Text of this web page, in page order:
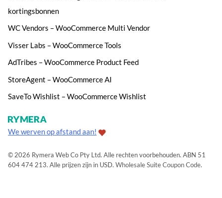
kortingsbonnen
WC Vendors – WooCommerce Multi Vendor
Visser Labs – WooCommerce Tools
AdTribes – WooCommerce Product Feed
StoreAgent – WooCommerce AI
SaveTo Wishlist – WooCommerce Wishlist
We werven op afstand aan!
© 2026 Rymera Web Co Pty Ltd. Alle rechten voorbehouden. ABN 51
604 474 213. Alle prijzen zijn in USD. Wholesale Suite Coupon Code.